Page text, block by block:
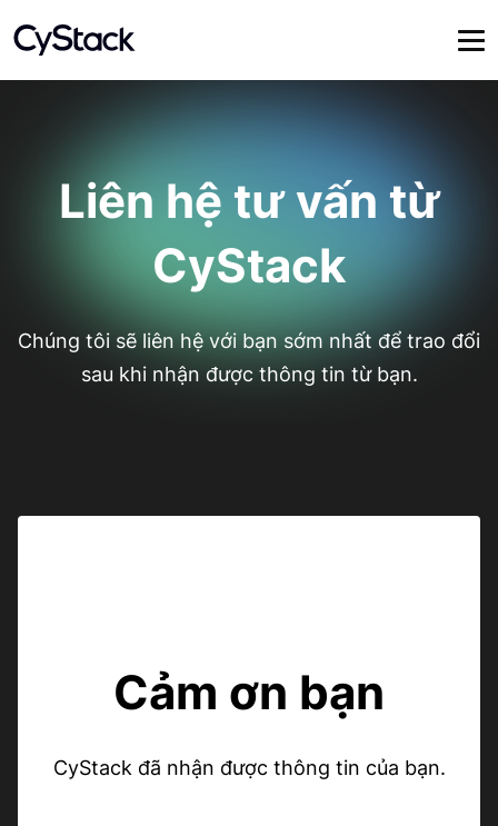
Liên hệ tư vấn từ
CyStack
Chúng tôi sẽ liên hệ với bạn sớm nhất để trao đổi
sau khi nhận được thông tin từ bạn.
Cảm ơn bạn
CyStack đã nhận được thông tin của bạn.